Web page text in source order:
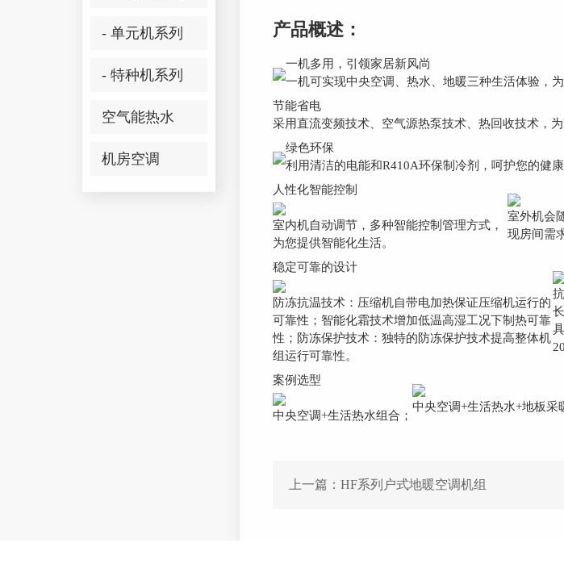
- 单元机系列
- 特种机系列
空气能热水
机房空调
产品概述：
一机多用，引领家居新风尚
一机可实现中央空调、热水、地暖三种生活体验，
节能省电
采用直流变频技术、空气源热泵技术、热回收技术，为
绿色环保
利用清洁的电能和R410A环保制冷剂，呵护您的健康
人性化智能控制
室内机自动调节，多种智能控制管理方式，
为您提供智能化生活。
室外机会
现房间需
稳定可靠的设计
防冻抗温技术：压缩机自带电加热保证压缩机运行的
可靠性；智能化霜技术增加低温高湿工况下制热可靠
性；防冻保护技术：独特的防冻保护技术提高整体机
组运行可靠性。
案例选型
中央空调+生活热水组合；
中央空调+生活热水+地板采
上一篇： HF系列户式地暖空调机组